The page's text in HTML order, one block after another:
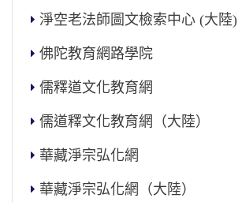
淨空老法師圖文檢索中心 (大陸)
佛陀教育網路學院
儒釋道文化教育網
儒道釋文化教育網（大陸）
華藏淨宗弘化網
華藏淨宗弘化網（大陸）